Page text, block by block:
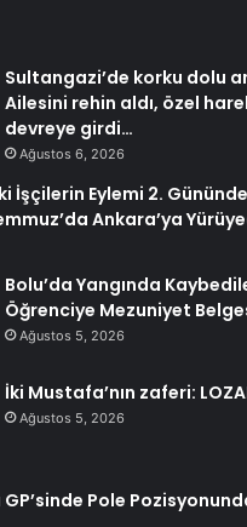
Sultangazi’de korku dolu
Ailesini rehin aldı, özel
devreye girdi…
Ağustos 6, 2026
İşçilerin Eylemi 2. Gününde:
Ankara’ya
Bolu’da Yangında
Öğrenciye Mezuniyet
Ağustos 5, 2026
İki Mustafa’nın zaferi:
Ağustos 5, 2026
Pole